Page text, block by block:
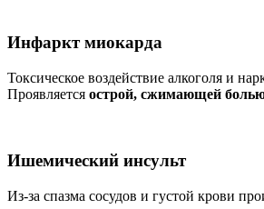
Инфаркт миокарда
Токсическое воздействие алкоголя и
Проявляется острой, сжимающей
Ишемический инсульт
Из-за спазма сосудов и густой крови